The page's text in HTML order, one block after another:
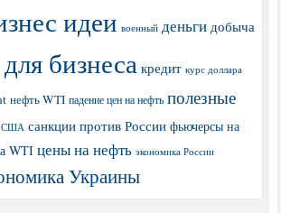
идеи военный деньги добыча
бизнеса кредит курс доллара
нефть WTI падение цен на нефть полезные
США санкции против России фьючерсы на
WTI цены на нефть экономика России
Украины